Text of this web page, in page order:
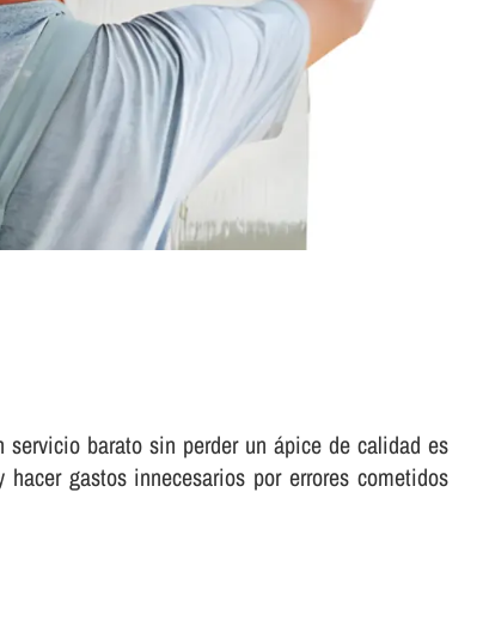
barato sin perder un ápice de calidad es
gastos innecesarios por errores cometidos